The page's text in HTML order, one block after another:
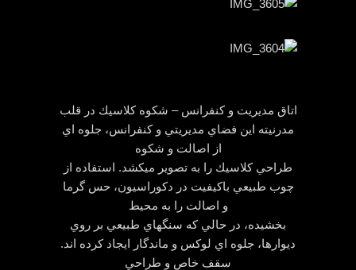
اتاق مديريت و كنفرانس – شكوه كلاسيك در قلب
مدرنيته اين فضاي مديريتي و كنفرانس، جلوه اي
از اصالت و شكوه
طراحي كلاسيك را به تصوير ميكشد. استفاده از
چوب طبيعي باكيفيت در دكوراسيون، حس گرما
و اصالت را به محيط
بخشيده، در حالي كه سنگهاي طبيعي بر روي
ديوارها، جلوه اي لوكس و ماندگار ايجاد كرده اند.
سقف خاص و طراحي